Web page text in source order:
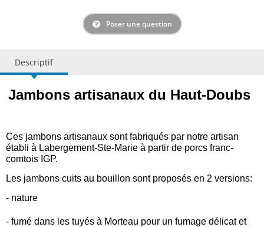
Poser une question
Descriptif
Jambons artisanaux du Haut-Doubs
Ces jambons artisanaux sont fabriqués par notre artisan
établi à Labergement-Ste-Marie à partir de porcs franc-
comtois IGP.
Les jambons cuits au bouillon sont proposés en 2 versions:
- nature
- fumé dans les tuyés à Morteau pour un fumage délicat et